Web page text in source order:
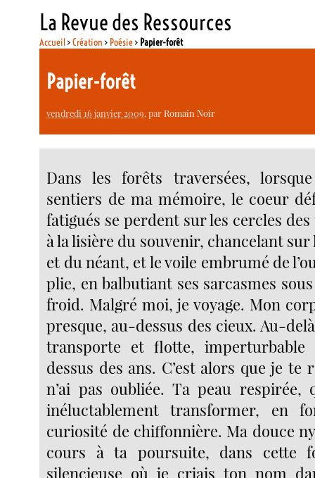
La Revue des Ressources
Accueil>Création > Poésie> Papier-forêt
Papier-forêt
vendredi 16 janvier 2009, parRomain Noir
Dans les forêts traversées,
sentiers de ma mémoire, le coeur
fatigués se perdent sur les cercles
à la lisière du souvenir, chancelant
et du néant, et le voile embrumé de
plie, en balbutiant ses sarcasmes
froid. Malgré moi, je voyage. Mon
presque, au-dessus des cieux. Au-
transporte et flotte, imperturbable
dessus des ans. C’est alors que je te
n’ai pas oubliée. Ta peau respirée,
inéluctablement transformer, en
curiosité de chiffonnière. Ma douce
cours à ta poursuite, dans cette
silencieuse où je criais ton nom